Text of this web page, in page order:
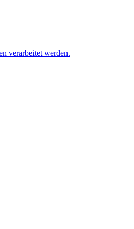
verarbeitet werden.